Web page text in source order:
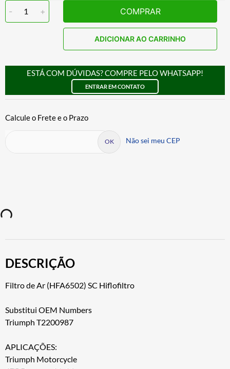
- 1 + COMPRAR
ADICIONAR AO CARRINHO
ESTÁ COM DÚVIDAS? COMPRE PELO WHATSAPP!
ENTRAR EM CONTATO
Não sei meu CEP
DESCRIÇÃO
Filtro de Ar (HFA6502) SC Hiflofiltro
Substitui OEM Numbers
Triumph T2200987
APLICAÇÕES:
Triumph Motorcycle